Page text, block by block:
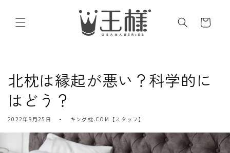
進む
ー
北枕は縁起が悪い？科学的に
はどう？
2022年8月25日 キング枕.COM【スタッフ】